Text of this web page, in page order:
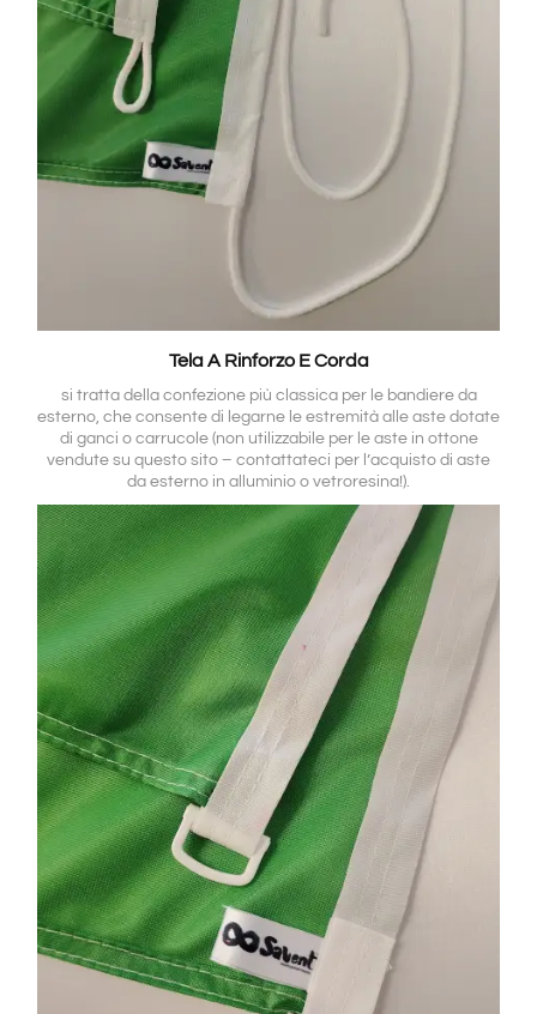
Tela A Rinforzo E Corda
si tratta della confezione più classica per le bandiere da
esterno, che consente di legarne le estremità alle aste dotate
di ganci o carrucole (non utilizzabile per le aste in ottone
vendute su questo sito – contattateci per l’acquisto di aste
da esterno in alluminio o vetroresina!).